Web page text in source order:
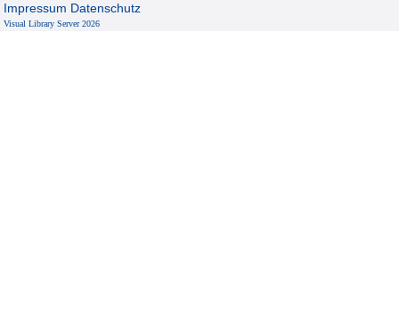
Impressum Datenschutz
Visual Library Server 2026